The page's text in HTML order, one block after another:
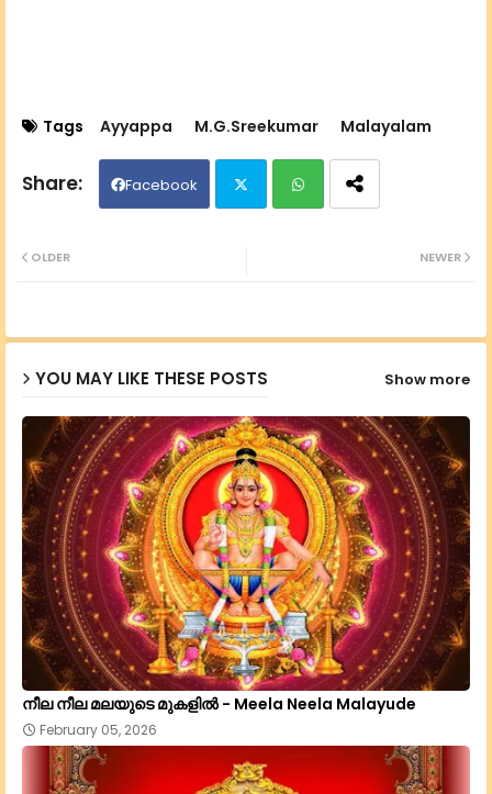
Tags Ayyappa M.G.Sreekumar Malayalam
Facebook
ap
NEWER
OLDER
YOU MAY LIKE THESE POSTS Show more
നീല നീല മലയുടെ മുകളില്‍ - Meela Neela Malayude
February 05, 2026